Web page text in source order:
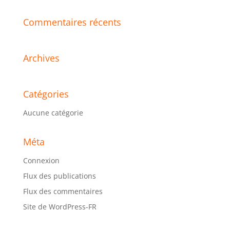
Commentaires récents
Archives
Catégories
Aucune catégorie
Méta
Connexion
Flux des publications
Flux des commentaires
Site de WordPress-FR